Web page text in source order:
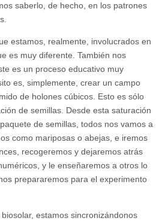
saberlo, de hecho, en los patrones
estamos, realmente, involucrados en
es muy diferente. También nos
es un proceso educativo muy
es, simplemente, crear un campo
de holones cúbicos. Esto es sólo
de semillas. Desde esta saturación
de semillas, todos nos vamos a
como mariposas o abejas, e iremos
recogeremos y dejaremos atrás
y le enseñaremos a otros lo
prepararemos para el experimento
estamos sincronizándonos